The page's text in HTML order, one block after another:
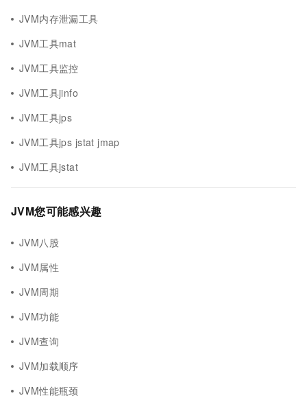
JVM内存泄漏工具
JVM工具mat
JVM工具监控
JVM工具jinfo
JVM工具jps
JVM工具jps jstat jmap
JVM工具jstat
JVM您可能感兴趣
JVM八股
JVM属性
JVM周期
JVM功能
JVM查询
JVM加载顺序
JVM性能瓶颈